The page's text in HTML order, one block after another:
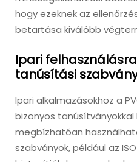
hogy ezeknek az
betartása kiválóbb
Ipari
tanúsítási
Ipari alkalmazásokhoz a
bizonyos tanúsítványokkal
megbízhatóan
szabványok, például az